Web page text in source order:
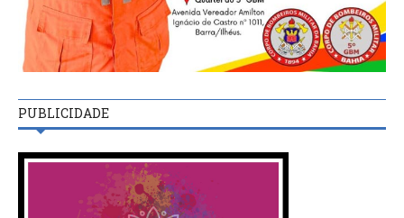
PUBLICIDADE